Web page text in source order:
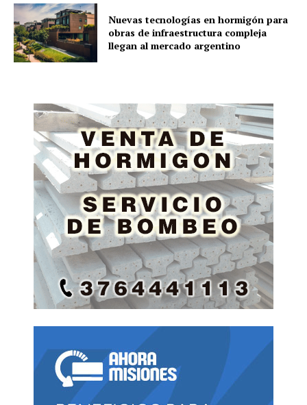
Nuevas tecnologías en hormigón para
obras de infraestructura compleja
llegan al mercado argentino